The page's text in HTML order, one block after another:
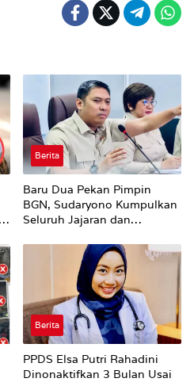
Berita
Baru Dua Pekan Pimpin
BGN, Sudaryono Kumpulkan
Seluruh Jajaran dan
Pungli dan Pemerasan
Supplier harus Berhenti
Berita
PPDS Elsa Putri Rahadini
Dinonaktifkan 3 Bulan Usai